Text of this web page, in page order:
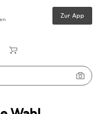
Zur App
Hund beige, Pfote